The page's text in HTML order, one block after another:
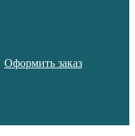
Оформить заказ